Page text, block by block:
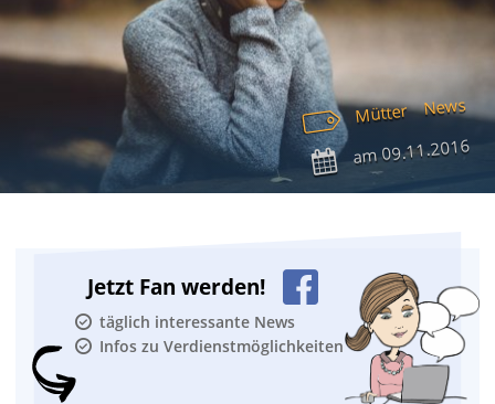
Mütter News
am09.11.2016
Jetzt Fan werden!
täglich interessante News
Infos zu Verdienstmöglichkeiten